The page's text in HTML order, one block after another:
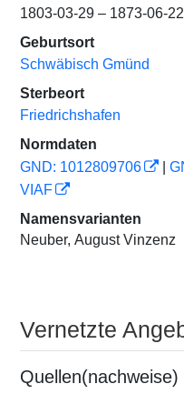
1803-03-29 – 1873-06-22
Geburtsort
Schwäbisch Gmünd
Sterbeort
Friedrichshafen
Normdaten
GND: 1012809706
VIAF
Namensvarianten
Neuber, August Vinzenz
Vernetzte
Quellen(nachweise)